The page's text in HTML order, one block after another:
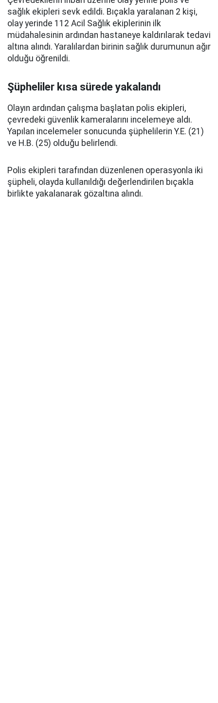
sağlık ekipleri sevk edildi. Bıçakla yaralanan 2 kişi,
olay yerinde 112 Acil Sağlık ekiplerinin ilk
müdahalesinin ardından hastaneye kaldırılarak tedavi
altına alındı. Yaralılardan birinin sağlık durumunun ağır
olduğu öğrenildi.
Şüpheliler kısa sürede yakalandı
Olayın ardından çalışma başlatan polis ekipleri,
çevredeki güvenlik kameralarını incelemeye aldı.
Yapılan incelemeler sonucunda şüphelilerin Y.E. (21)
ve H.B. (25) olduğu belirlendi.
Polis ekipleri tarafından düzenlenen operasyonla iki
şüpheli, olayda kullanıldığı değerlendirilen bıçakla
birlikte yakalanarak gözaltına alındı.